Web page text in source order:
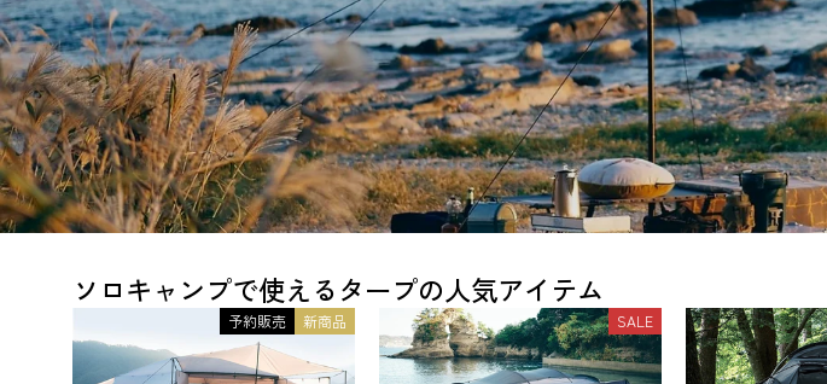
ソロキャンプで使えるタープの人気アイテム
新商品
予約販売 SALE